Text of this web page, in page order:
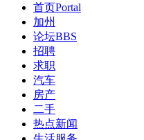
首页Portal
加州
论坛BBS
招聘
求职
汽车
房产
二手
热点新闻